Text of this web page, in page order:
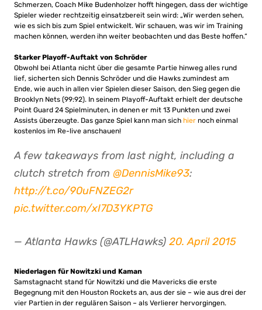
Schmerzen, Coach Mike Budenholzer hofft hingegen, dass der wichtige
Spieler wieder rechtzeitig einsatzbereit sein wird: „Wir werden sehen,
wie es sich bis zum Spiel entwickelt. Wir schauen, was wir im Training
machen können, werden ihn weiter beobachten und das Beste hoffen.“
Starker Playoff-Auftakt von Schröder
Obwohl bei Atlanta nicht über die gesamte Partie hinweg alles rund
lief, sicherten sich Dennis Schröder und die Hawks zumindest am
Ende, wie auch in allen vier Spielen dieser Saison, den Sieg gegen die
Brooklyn Nets (99:92). In seinem Playoff-Auftakt erhielt der deutsche
Point Guard 24 Spielminuten, in denen er mit 13 Punkten und zwei
Assists überzeugte. Das ganze Spiel kann man sich hier noch einmal
kostenlos im Re-live anschauen!
A few takeaways from last night, including a
clutch stretch from @DennisMike93:
http://t.co/90uFNZEG2r
pic.twitter.com/xI7D3YKPTG
— Atlanta Hawks (@ATLHawks) 20. April 2015
Niederlagen für Nowitzki und Kaman
Samstagnacht stand für Nowitzki und die Mavericks die erste
Begegnung mit den Houston Rockets an, aus der sie – wie aus drei der
vier Partien in der regulären Saison – als Verlierer hervorgingen.